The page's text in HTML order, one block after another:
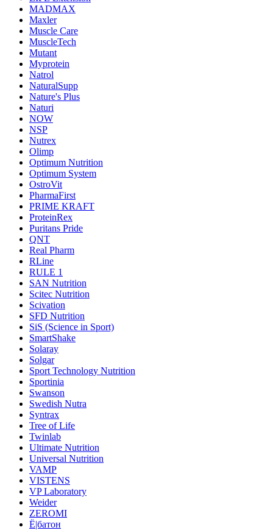
MADMAX
Maxler
Muscle Care
MuscleTech
Mutant
Myprotein
Natrol
NaturalSupp
Nature's Plus
Naturi
NOW
NSP
Nutrex
Olimp
Optimum Nutrition
Optimum System
OstroVit
PharmaFirst
PRIME KRAFT
ProteinRex
Puritans Pride
QNT
Real Pharm
RLine
RULE 1
SAN Nutrition
Scitec Nutrition
Scivation
SFD Nutrition
SiS (Science in Sport)
SmartShake
Solaray
Solgar
Sport Technology Nutrition
Sportinia
Swanson
Swedish Nutra
Syntrax
Tree of Life
Twinlab
Ultimate Nutrition
Universal Nutrition
VAMP
VISTENS
VP Laboratory
Weider
ZEROMI
Ё|батон